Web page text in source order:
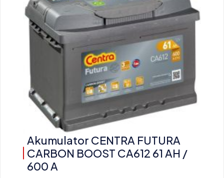
Akumulator CENTRA FUTURA
CARBON BOOST CA612 61 AH /
600 A